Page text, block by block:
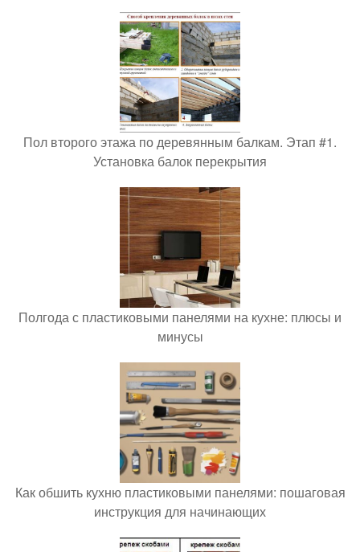
Пол второго этажа по деревянным балкам. Этап #1.
Установка балок перекрытия
Полгода с пластиковыми панелями на кухне: плюсы и
минусы
Как обшить кухню пластиковыми панелями: пошаговая
инструкция для начинающих